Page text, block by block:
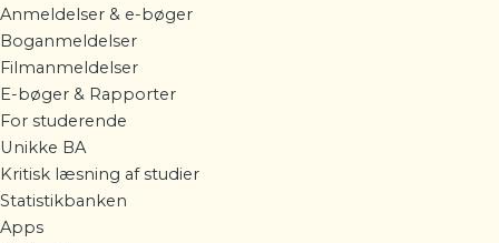
Anmeldelser & e-bøger
Boganmeldelser
Filmanmeldelser
E-bøger & Rapporter
For studerende
Unikke BA
Kritisk læsning af studier
Statistikbanken
Apps